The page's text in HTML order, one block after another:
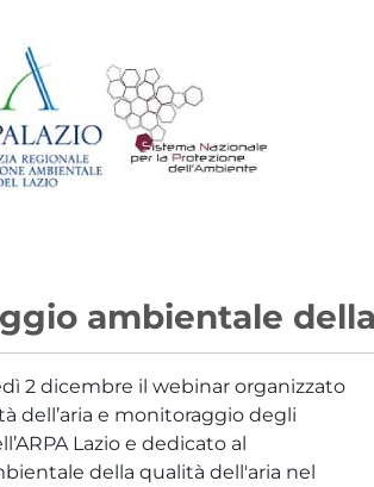
ambientale
2 dicembre il webinar organizzato
dell’aria e monitoraggio degli
Lazio e dedicato al
della qualità dell'aria nel